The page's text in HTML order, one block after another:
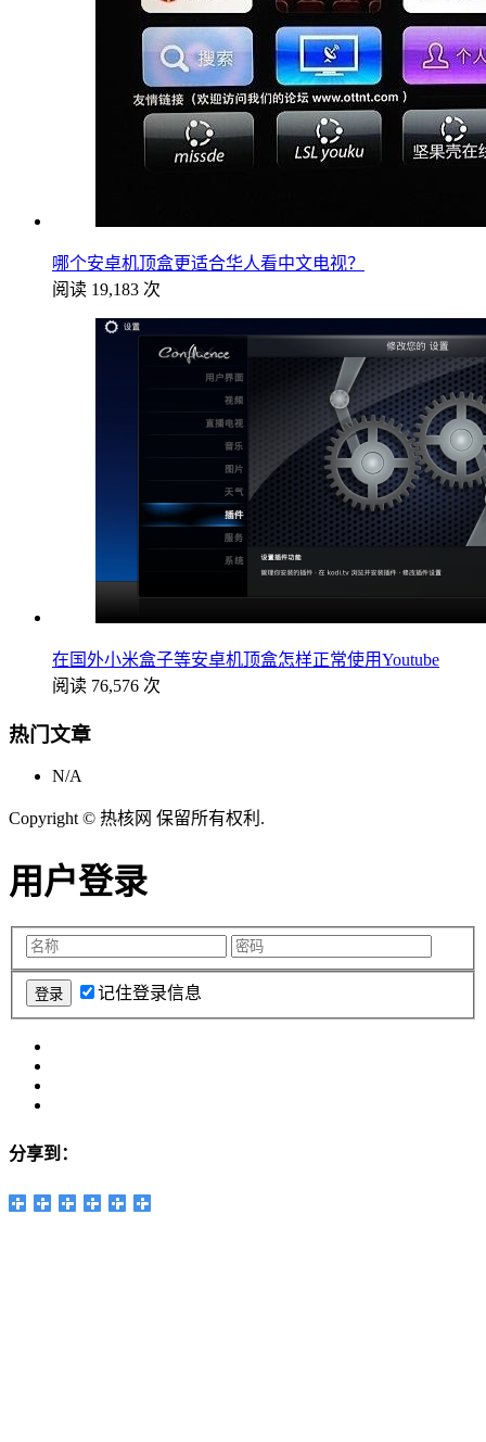
哪个安卓机顶盒更适合华人看中文电视？
阅读 19,183 次
在国外小米盒子等安卓机顶盒怎样正常使用Youtube
阅读 76,576 次
热门文章
N/A
Copyright © 热核网 保留所有权利.
用户登录
记住登录信息
分享到：